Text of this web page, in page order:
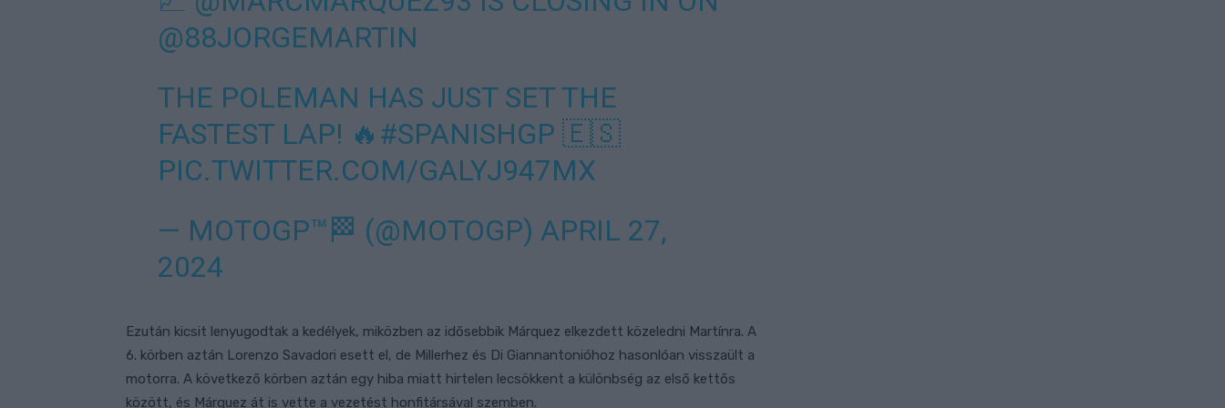
@88JORGEMARTIN
THE POLEMAN HAS JUST SET THE
FASTEST LAP! 🔥 #SPANISHGP 🇪🇸
PIC.TWITTER.COM/GALYJ947MX
— MOTOGP™🏁 (@MOTOGP) APRIL 27,
2024
Ezután kicsit lenyugodtak a kedélyek, miközben az idősebbik Márquez elkezdett közeledni Martínra. A
6. körben aztán Lorenzo Savadori esett el, de Millerhez és Di Giannantonióhoz hasonlóan visszaült a
motorra. A következő körben aztán egy hiba miatt hirtelen lecsökkent a különbség az első kettős
között, és Márquez át is vette a vezetést honfitársával szemben.